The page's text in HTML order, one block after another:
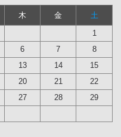
木 金
土
1
6 7
8
13 14
15
20 21
22
27 28
29